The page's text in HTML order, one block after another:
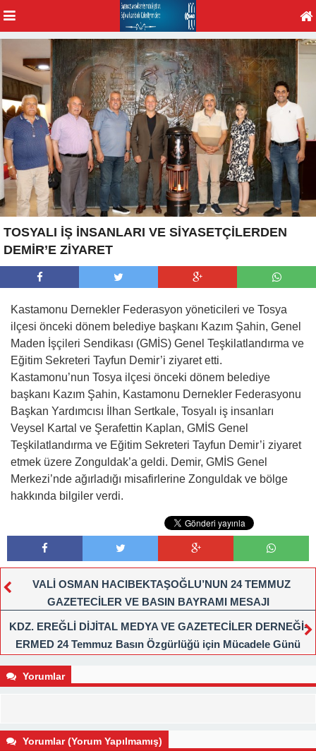
TOSYALI İŞ İNSANLARI VE SİYASETÇİLERDEN
DEMİR’E ZİYARET
Kastamonu Dernekler Federasyon yöneticileri ve Tosya
ilçesi önceki dönem belediye başkanı Kazım Şahin, Genel
Maden İşçileri Sendikası (GMİS) Genel Teşkilatlandırma ve
Eğitim Sekreteri Tayfun Demir’i ziyaret etti.
Kastamonu’nun Tosya ilçesi önceki dönem belediye
başkanı Kazım Şahin, Kastamonu Dernekler Federasyonu
Başkan Yardımcısı İlhan Sertkale, Tosyalı iş insanları
Veysel Kartal ve Şerafettin Kaplan, GMİS Genel
Teşkilatlandırma ve Eğitim Sekreteri Tayfun Demir’i ziyaret
etmek üzere Zonguldak’a geldi. Demir, GMİS Genel
Merkezi’nde ağırladığı misafirlerine Zonguldak ve bölge
hakkında bilgiler verdi.
VALİ OSMAN HACIBEKTAŞOĞLU’NUN 24 TEMMUZ
GAZETECİLER VE BASIN BAYRAMI MESAJI
KDZ. EREĞLİ DİJİTAL MEDYA VE GAZETECİLER DERNEĞİ-
ERMED 24 Temmuz Basın Özgürlüğü için Mücadele Günü
Yorumlar
Yorumlar (Yorum Yapılmamış)